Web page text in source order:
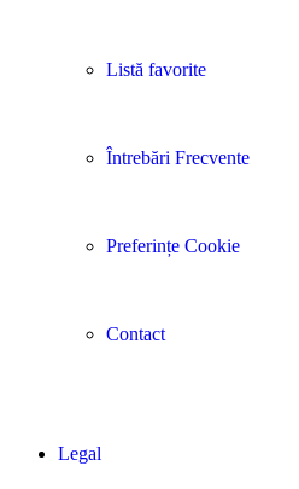
Listă favorite
Întrebări Frecvente
Preferințe Cookie
Contact
Legal